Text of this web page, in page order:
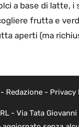
a base di latte, i
frutta e
aperti (ma
- Redazione- Privacy
- Via Tata